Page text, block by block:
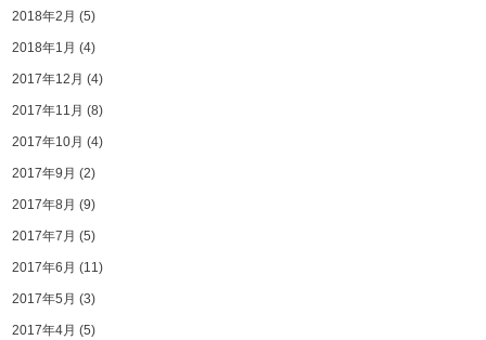
2018年2月 (5)
2018年1月 (4)
2017年12月 (4)
2017年11月 (8)
2017年10月 (4)
2017年9月 (2)
2017年8月 (9)
2017年7月 (5)
2017年6月 (11)
2017年5月 (3)
2017年4月 (5)